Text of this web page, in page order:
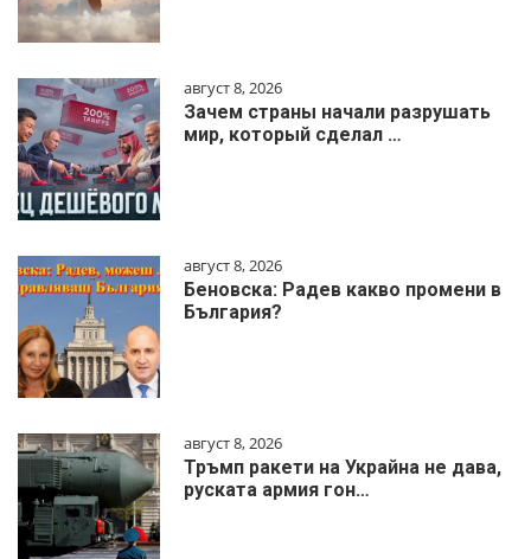
август 8, 2026
Зачем страны начали разрушать
мир, который сделал …
август 8, 2026
Беновска: Радев какво промени в
България?
август 8, 2026
Тръмп ракети на Украйна не дава,
руската армия гон…